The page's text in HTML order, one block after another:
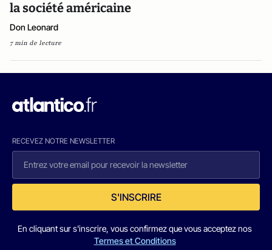
la société américaine
Don Leonard
7 min de lecture
RECEVEZ NOTRE NEWSLETTER
S'INSCRIRE
En cliquant sur s'inscrire, vous confirmez que vous acceptez nos
Termes et Conditions